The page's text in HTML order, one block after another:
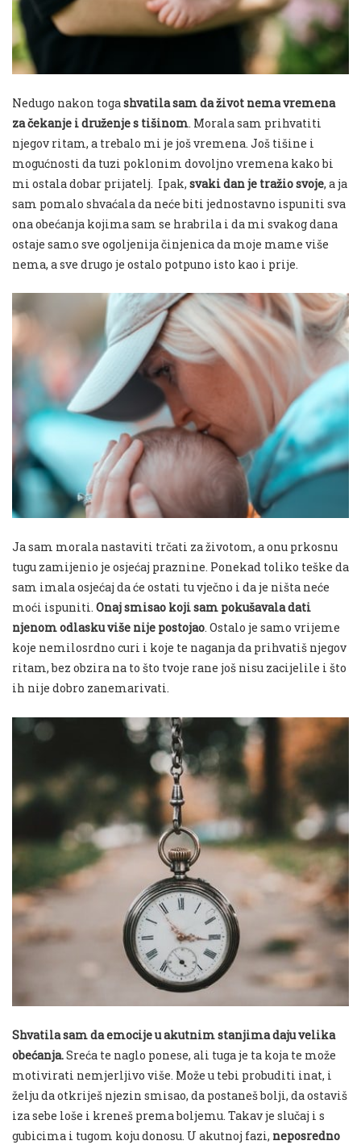
Nedugo nakon togashvatila sam daživot nema vremena
za čekanje idruženje s tišinom. Morala sam prihvatiti
njegov ritam, a trebalo mi je još vremena. Još tišine i
mogućnosti da tuzi poklonim dovoljno vremena kako bi
mi ostala dobar prijatelj. Ipak, svaki dan je tražio svoje, a ja
sam pomalo shvaćala da neće biti jednostavno ispuniti sva
ona obećanja kojima sam se hrabrila i da mi svakog dana
ostaje samo sve ogoljenija činjenica da moje mame više
nema, a sve drugo je ostalo potpuno isto kao i prije.
Ja sam morala nastaviti trčati za životom, a onu prkosnu
tugu zamijenio je osjećaj praznine. Ponekad toliko teške da
sam imala osjećaj da će ostati tu vječno i da je ništa neće
moći ispuniti. Onaj smisao koji sam pokušavala dati
njenom odlasku više nije postojao. Ostalo je samo vrijeme
koje nemilosrdno curi i koje te naganja da prihvatiš njegov
ritam, bez obzira na to što tvoje rane još nisu zacijelile i što
ih nije dobro zanemarivati.
Shvatila sam da emocije u akutnim stanjima daju velika
obećanja.Sreća te naglo ponese, ali tuga je ta koja te može
motivirati nemjerljivo više. Može u tebi probuditi inat, i
želju da otkriješ njezin smisao, da postaneš bolji, da ostaviš
iza sebe loše i kreneš prema boljemu. Takav je slučaj i s
gubicima i tugom koju donosu. U akutnoj fazi, neposredno